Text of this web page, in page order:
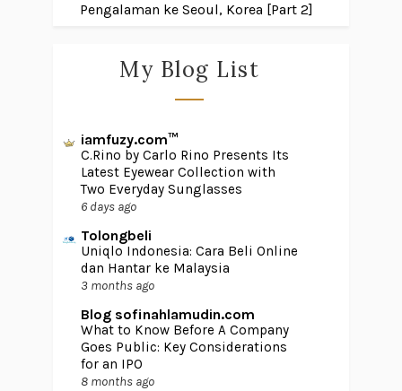
Pengalaman ke Seoul, Korea [Part 2]
My Blog List
iamfuzy.com™
C.Rino by Carlo Rino Presents Its
Latest Eyewear Collection with
Two Everyday Sunglasses
6 days ago
Tolongbeli
Uniqlo Indonesia: Cara Beli Online
dan Hantar ke Malaysia
3 months ago
Blog sofinahlamudin.com
What to Know Before A Company
Goes Public: Key Considerations
for an IPO
8 months ago